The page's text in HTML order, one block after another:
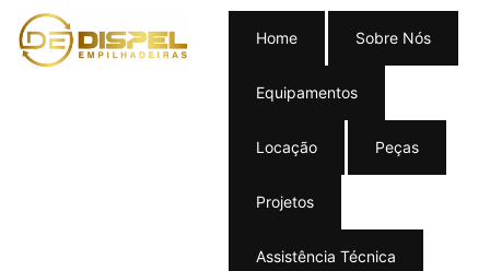
Home Sobre Nós
Equipamentos
Locação Peças
Projetos
Assistência Técnica